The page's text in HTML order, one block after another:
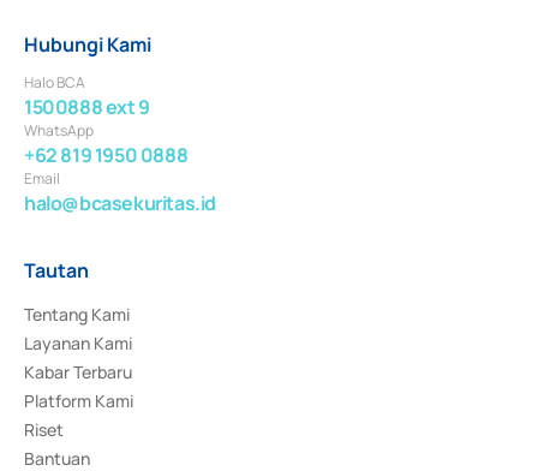
Hubungi Kami
Halo BCA
1500888 ext 9
WhatsApp
+62 819 1950 0888
Email
halo@bcasekuritas.id
Tautan
Tentang Kami
Layanan Kami
Kabar Terbaru
Platform Kami
Riset
Bantuan